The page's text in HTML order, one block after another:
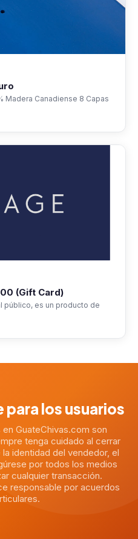
Madera Canadiense 8 Capas
(Gift Card)
público, es un producto de
los usuarios
GuateChivas.com son
tenga cuidado al cerrar
identidad del vendedor, el
por todos los medios
cualquier transacción.
responsable por acuerdos